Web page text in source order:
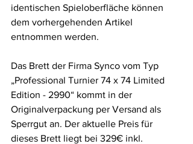
identischen Spieloberfläche können
dem vorhergehenden Artikel
entnommen werden.
Das Brett der Firma Synco vom Typ
„Professional Turnier 74 x 74 Limited
Edition - 2990“ kommt in der
Originalverpackung per Versand als
Sperrgut an. Der aktuelle Preis für
dieses Brett liegt bei 329€ inkl.